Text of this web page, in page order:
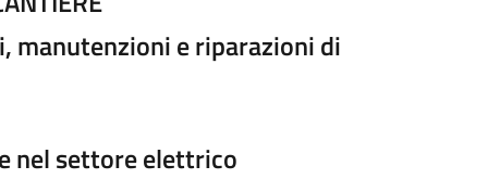
manutenzioni e riparazioni di
nel settore elettrico